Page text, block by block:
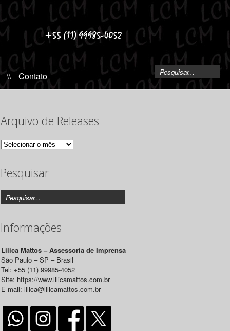
\\ Contato
Arquivo de Releases
Arquivo
Pesquisar
Informações
Lilica Mattos – Assessoria de Imprensa
São Paulo – SP – Brasil
Tel: +55 (11) 99985-4052
Site: https://www.lilicamattos.com.br
E-mail: lilica@lilicamattos.com.br